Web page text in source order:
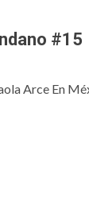
#15
Arce En